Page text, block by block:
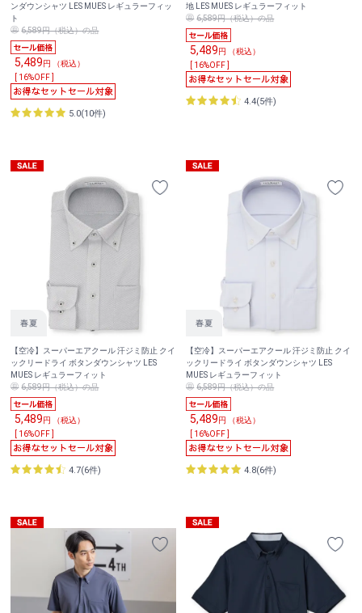
ンダウンシャツ LES MUES レギュラーフィッ
ト
6,589円（税込）の品
5,489円 （税込）
[ 16%OFF ]
5.0(10件)
地 LES MUES レギュラーフィット
6,589円（税込）の品
5,489円 （税込）
[ 16%OFF ]
4.4(5件)
【空冷】スーパーエアクール 汗ジミ防止 クイ
ックリードライ ボタンダウンシャツ LES
MUES レギュラーフィット
6,589円（税込）の品
5,489円 （税込）
[ 16%OFF ]
4.7(6件)
【空冷】スーパーエアクール 汗ジミ防止 クイ
ックリードライ ボタンダウンシャツ LES
MUES レギュラーフィット
6,589円（税込）の品
5,489円 （税込）
[ 16%OFF ]
4.8(6件)